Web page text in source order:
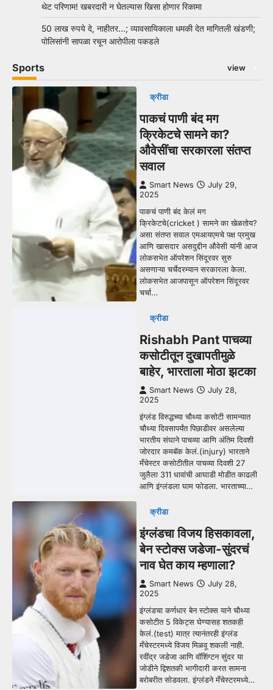
थेट परिणाम! खबरदारी न घेतल्यास खिसा होणार रिकामा
50 लाख रुपये दे, नाहीतर…; व्यावसायिकाला धमकी देत मागितली खंडणी;
पोलिसांनी सापळा रचून आरोपीला पकडले
Sports view
क्रीडा
पाकचं पाणी बंद मग
क्रिकेटचे सामने का?
औवेसींचा सरकारला संतप्त
सवाल
Smart News
July 29,
2025
पाकचं पाणी बंद केलं मग
क्रिकेटचे(cricket ) सामने का खेळतोय?
असा संतप्त सवाल एमआयएमचे पक्ष प्रमुख
आणि खासदार असदुद्दीन औवेसी यांनी आज
लोकसभेत ऑपरेशन सिंदूरवर सुरु
असणाऱ्या चर्चेदरम्यान सरकारला केला.
लोकसभेत आजपासून ऑपरेशन सिंदूरवर
चर्चा…
क्रीडा
Rishabh Pant पाचव्या
कसोटीतून दुखापतीमुळे
बाहेर, भारताला मोठा झटका
Smart News
July 28,
2025
इंग्लंड विरुद्धच्या चौथ्या कसोटी सामन्यात
चौथ्या दिवसापर्यंत पिछाडीवर असलेल्या
भारतीय संघाने पाचव्या आणि अंतिम दिवशी
जोरदार कमबॅक केलं.(injury) भारताने
मँचेस्टर कसोटीतील पाचव्या दिवशी 27
जुलैला 311 धावांची आघाडी मोडीत काढली
आणि इंग्लंडला घाम फोडला. भारताच्या…
क्रीडा
इंग्लंडचा विजय हिसकावला,
बेन स्टोक्स जडेजा-सुंदरचं
नाव घेत काय म्हणाला?
Smart News
July 28,
2025
इंग्लंडचा कर्णधार बेन स्टोक्स याने चौथ्या
कसोटीत 5 विकेट्स घेण्यासह शतकही
केलं.(test) मात्र त्यानंतरही इंग्लंड
मँचेस्टरमध्ये विजय मिळवू शकली नाही.
रवींद्र जडेजा आणि वॉशिंग्टन सुंदर या
जोडीने द्विशतकी भागीदारी करत सामना
बरोबरीत सोडवला. इंग्लंडने मँचेस्टरमध्ये…